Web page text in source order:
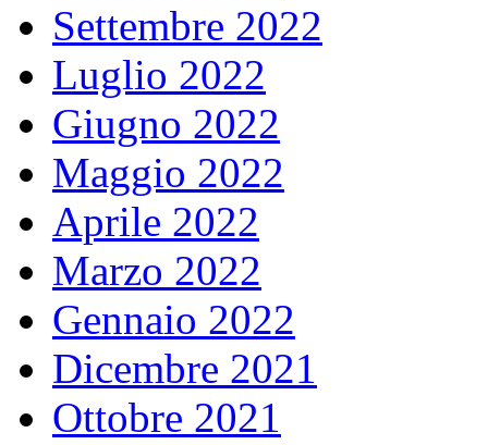
Settembre 2022
Luglio 2022
Giugno 2022
Maggio 2022
Aprile 2022
Marzo 2022
Gennaio 2022
Dicembre 2021
Ottobre 2021